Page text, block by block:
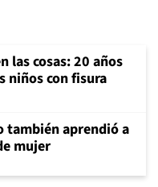
las cosas: 20 años
niños con fisura
también aprendió a
mujer